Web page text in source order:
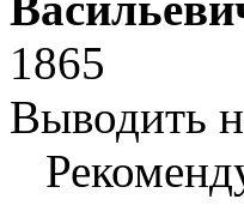
1865
Выводить